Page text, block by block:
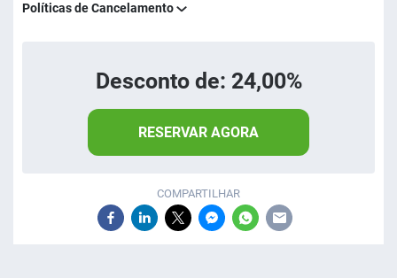
Políticas de Cancelamento
Desconto de: 24,00%
RESERVAR AGORA
COMPARTILHAR